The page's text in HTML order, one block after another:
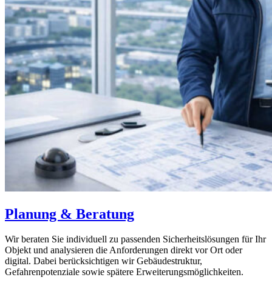
Planung & Beratung
Wir beraten Sie individuell zu passenden Sicherheitslösungen für Ihr
Objekt und analysieren die Anforderungen direkt vor Ort oder
digital. Dabei berücksichtigen wir Gebäudestruktur,
Gefahrenpotenziale sowie spätere Erweiterungsmöglichkeiten.